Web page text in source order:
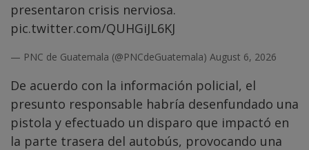
presentaron crisis nerviosa.
pic.twitter.com/QUHGiJL6KJ
— PNC de Guatemala (@PNCdeGuatemala) August 6, 2026
De acuerdo con la información policial, el
presunto responsable habría desenfundado una
pistola y efectuado un disparo que impactó en
la parte trasera del autobús, provocando una